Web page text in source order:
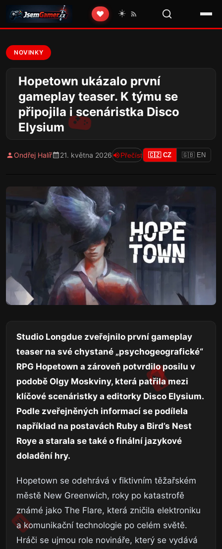
❤️ ☀️
NOVINKY
Hopetown ukázalo první
gameplay teaser. K týmu se
připojila i scenáristka Disco
Elysium
Ondřej Halíř 21. května 2026 Přečíst 🇨🇿 CZ 🇬🇧 EN
Studio Longdue zveřejnilo první gameplay
teaser na své chystané „psychogeografické“
RPG Hopetown a zároveň potvrdilo posilu v
podobě Olgy Moskviny, která patřila mezi
klíčové scenáristky a editorky Disco Elysium.
Podle zveřejněných informací se podílela
například na postavách Ruby a Bird’s Nest
Roye a starala se také o finální jazykové
doladění hry.
Hopetown se odehrává v fiktivním těžařském
městě New Greenwich, roky po katastrofě
známé jako The Flare, která zničila elektroniku
a komunikační technologie po celém světě.
Hráči se ujmou role novináře, který se vydává